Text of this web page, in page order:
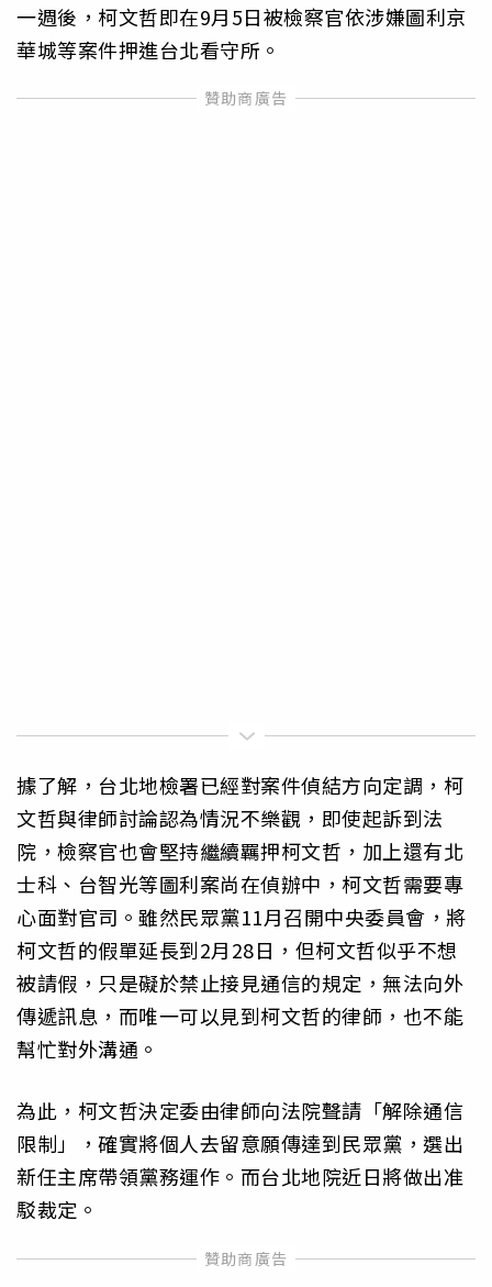
一週後，柯文哲即在9月5日被檢察官依涉嫌圖利京
華城等案件押進台北看守所。
據了解，台北地檢署已經對案件偵結方向定調，柯
文哲與律師討論認為情況不樂觀，即使起訴到法
院，檢察官也會堅持繼續羈押柯文哲，加上還有北
士科、台智光等圖利案尚在偵辦中，柯文哲需要專
心面對官司。雖然民眾黨11月召開中央委員會，將
柯文哲的假單延長到2月28日，但柯文哲似乎不想
被請假，只是礙於禁止接見通信的規定，無法向外
傳遞訊息，而唯一可以見到柯文哲的律師，也不能
幫忙對外溝通。
為此，柯文哲決定委由律師向法院聲請「解除通信
限制」，確實將個人去留意願傳達到民眾黨，選出
新任主席帶領黨務運作。而台北地院近日將做出准
駁裁定。